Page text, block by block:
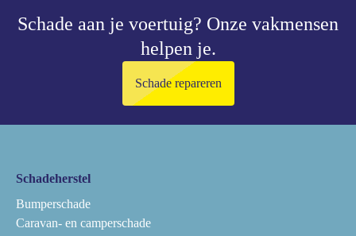
Schade aan je voertuig? Onze vakmensen
helpen je.
Schade repareren
Schadeherstel
Bumperschade
Caravan- en camperschade